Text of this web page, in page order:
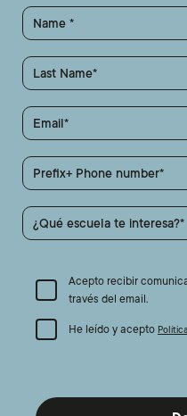
Name
Last Name
Email
Prefix+ Phone number
¿Qué escuela te interesa?
Acepto recibir
través del email.
He leído y acepto